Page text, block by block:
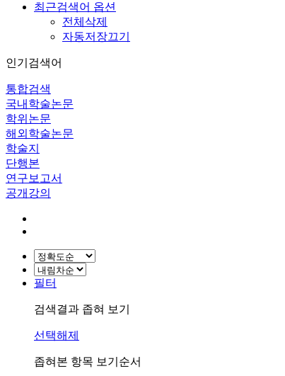
최근검색어 옵션
전체삭제
자동저장끄기
인기검색어
통합검색
국내학술논문
학위논문
해외학술논문
학술지
단행본
연구보고서
공개강의
필터
검색결과 좁혀 보기
선택해제
좁혀본 항목 보기순서